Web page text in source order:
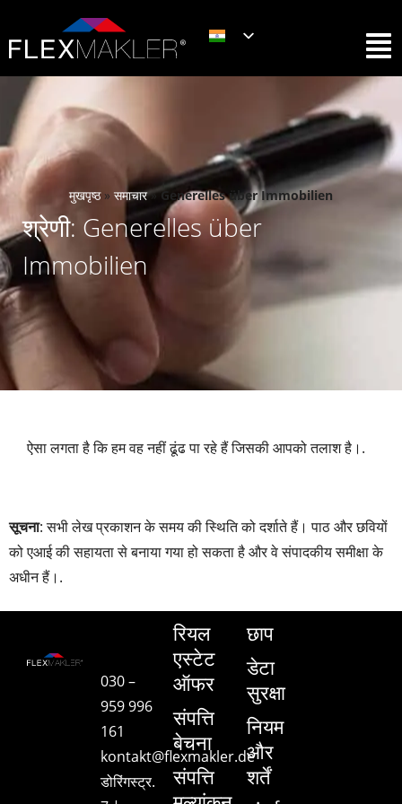
मुखपृष्ठ» समाचार»Generelles über Immobilien
श्रेणी: Generelles über
Immobilien
ऐसा लगता है कि हम वह नहीं ढूंढ पा रहे हैं जिसकी आपको तलाश है।.
सूचना: सभी लेख प्रकाशन के समय की स्थिति को दर्शाते हैं। पाठ और छवियों
को एआई की सहायता से बनाया गया हो सकता है और वे संपादकीय समीक्षा के
अधीन हैं।.
030 –
959 996
161
kontakt@flexmakler.de
डोरिंगस्ट्र.
रियल
एस्टेट
ऑफर
संपत्ति
बेचना
संपत्ति
छाप
डेटा
सुरक्षा
नियम
और
शर्तें